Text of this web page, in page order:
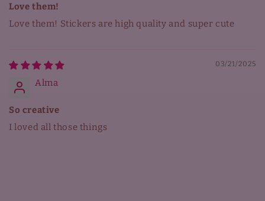
Love them!
Love them! Stickers are high quality and super cute
03/21/2025
Alma
So creative
I loved all those things